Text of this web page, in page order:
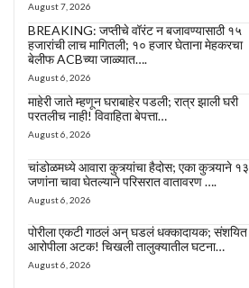
August 7, 2026
BREAKING: जप्तीचे वॉरंट न बजावण्यासाठी १५
हजारांची लाच मागितली; १० हजार घेताना मेहकरचा
बेलीफ ACBच्या जाळ्यात….
August 6, 2026
माहेरी जाते म्हणून घराबाहेर पडली; रात्र झाली घरी
परतलीच नाही! विवाहिता बेपत्ता…
August 6, 2026
चांडोळमध्ये आवारा कुत्र्यांचा हैदोस; एका कुत्र्याने १३
जणांना चावा घेतल्याने परिसरात वातावरण ….
August 6, 2026
पोरीला एकटी गाठलं अन् घडलं धक्कादायक; संशयित
आरोपीला अटक! चिखली तालुक्यातील घटना…
August 6, 2026